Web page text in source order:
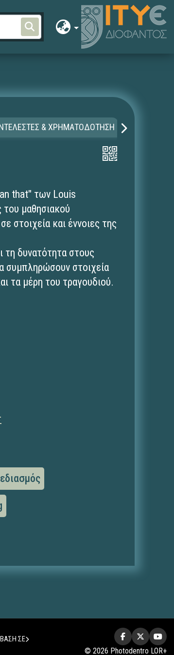
& ΧΡΗΜΑΤΟΔΟΤΗΣΗ
that" των Louis
μαθησιακού
στοιχεία και έννοιες της
τη δυνατότητα στους
συμπληρώσουν στοιχεία
τα μέρη του τραγουδιού.
ΣΕ
© 2026 Photodentro LOR+